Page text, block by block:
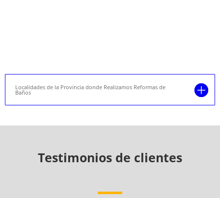
Localidades de la Provincia donde Realizamos Reformas de
Baños
Testimonios de clientes